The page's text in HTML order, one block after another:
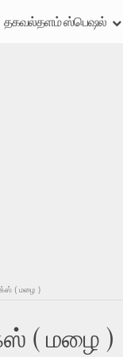
தகவல்தளம் ஸ்பெஷல்
( மழை )
( மழை )